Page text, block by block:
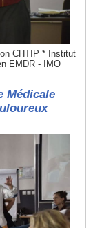
CHTIP * Institut
EMDR - IMO
Médicale